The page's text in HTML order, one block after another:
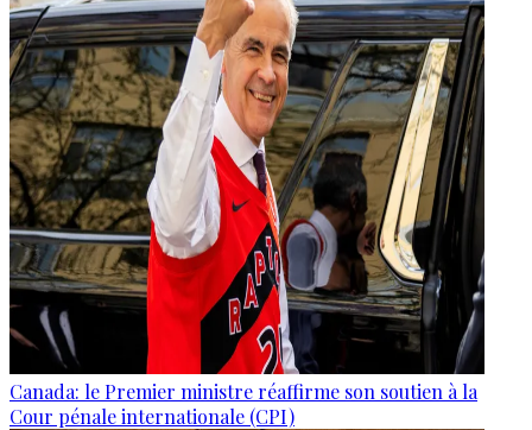
Canada: le Premier ministre réaffirme son soutien à la
Cour pénale internationale (CPI)